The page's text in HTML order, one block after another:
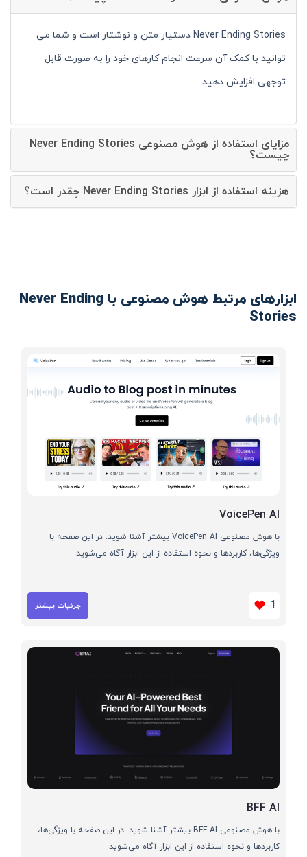
Never Ending Stories دستیار متن و نوشتار است و شما می
توانید با کمک آن سرعت انجام کارهای خود را به صورت قابل
توجهی افزایش دهید.
مزایای استفاده از هوش مصنوعی Never Ending Stories
چیست؟
هزینه استفاده از ابزار Never Ending Stories چقدر است؟
ابزارهای مرتبط هوش مصنوعی با Never Ending
Stories
VoicePen AI
با هوش مصنوعی VoicePen AI بیشتر آشنا شوید. در این صفحه با
ویژگی‌ها، کاربردها و نحوه استفاده از این ابزار آگاه می‌شوید
1 جزئیات بیشتر
BFF AI
با هوش مصنوعی BFF AI بیشتر آشنا شوید. در این صفحه با ویژگی‌ها،
کاربردها و نحوه استفاده از این ابزار آگاه می‌شوید